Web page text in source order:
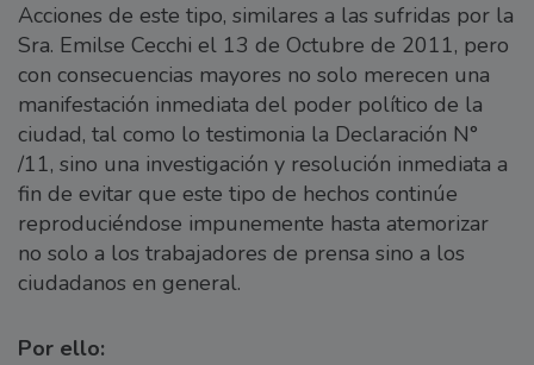
Acciones de este tipo, similares a las sufridas por la
Sra. Emilse Cecchi el 13 de Octubre de 2011, pero
con consecuencias mayores no solo merecen una
manifestación inmediata del poder político de la
ciudad, tal como lo testimonia la Declaración N°
/11, sino una investigación y resolución inmediata a
fin de evitar que este tipo de hechos continúe
reproduciéndose impunemente hasta atemorizar
no solo a los trabajadores de prensa sino a los
ciudadanos en general.
Por ello: